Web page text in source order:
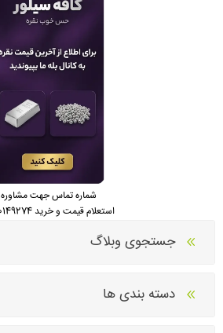
شماره تماس جهت مشاوره
استعلام قیمت و خرید 09120149274
جستجوی وبلاگ
دسته بندی ها